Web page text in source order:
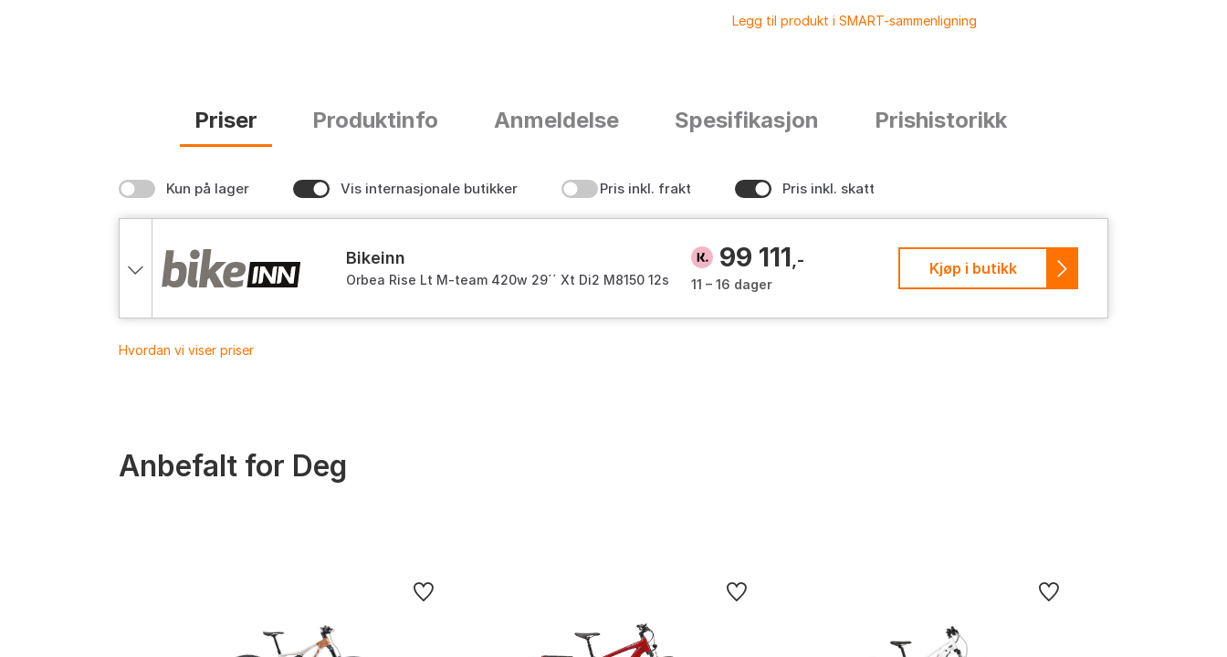
Legg til produkt i SMART-sammenligning
Priser Produktinfo Anmeldelse Spesifikasjon Prishistorikk
Kun på lager Vis internasjonale butikker Pris inkl. frakt Pris inkl. skatt
bikeinn
Orbea Rise Lt M-team 420w 29´´ Xt Di2 M8150 12s
99 111 ,-
11 – 16 dager
Kjøp i butikk
Hvordan vi viser priser
Anbefalt for Deg